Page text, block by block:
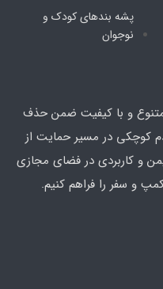
پشه‌ بندهای کودک و
نوجوان
متنوع و با کیفیت ضمن حذف
کوچکی در مسیر حمایت از
و کاربردی در فضای مجازی
و سفر را فراهم کنیم.